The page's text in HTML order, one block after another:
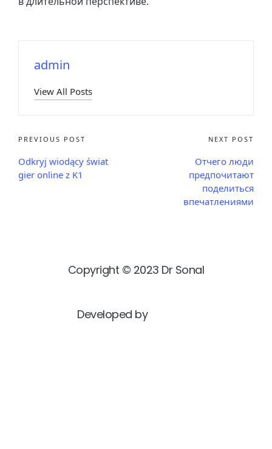
admin
View All Posts
PREVIOUS POST
Odkryj wiodący świat
gier online z K1
NEXT POST
Отчего люди
предпочитают
поделиться
впечатлениями
Copyright © 2023 Dr Sonal
Developed by